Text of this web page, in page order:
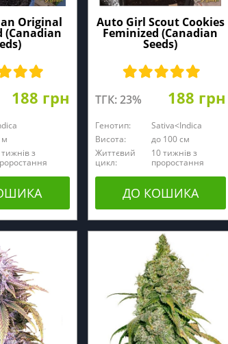
Original
(Canadian
188 грн
м
з
Auto Girl Scout Cookies
Feminized (Canadian
Seeds)
ТГК: 23% 188 грн
Генотип:
Sativa<Indica
Висота:
до 100 см
Життєвий
цикл:
10 тижнів з
проростання
ДО КОШИКА